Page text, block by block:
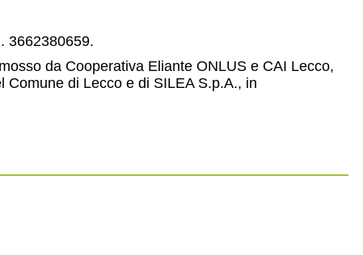
3662380659.
da Cooperativa Eliante ONLUS e CAI Lecco,
di Lecco e di SILEA S.p.A., in